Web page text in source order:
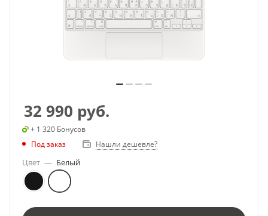
32 990 руб.
+ 1 320 Бонусов
Под заказ
Нашли дешевле?
Цвет — Белый